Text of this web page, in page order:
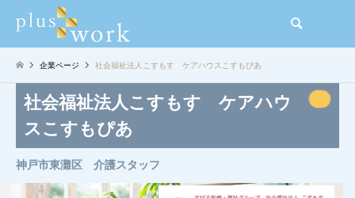
企業ページ 社会福祉法人こすもす ケアハウスこすもぴあ
社会福祉法人こすもす ケアハウ
スこすもぴあ
神戸市東灘区 介護スタッフ